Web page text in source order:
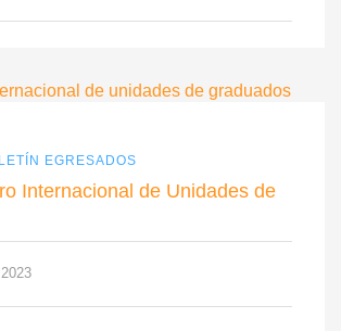
EGRESADOS
Internacional de Unidades de